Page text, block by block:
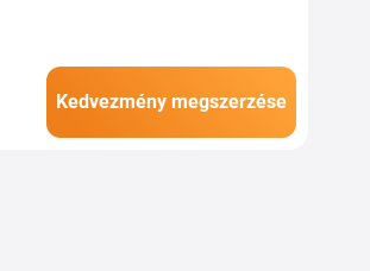
Kedvezmény megszerzése